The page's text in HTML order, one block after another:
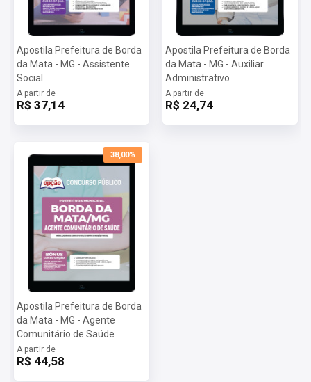
Apostila Prefeitura de Borda
da Mata - MG - Assistente
Social
A partir de
R$ 37,14
Apostila Prefeitura de Borda
da Mata - MG - Auxiliar
Administrativo
A partir de
R$ 24,74
38,00%
Apostila Prefeitura de Borda
da Mata - MG - Agente
Comunitário de Saúde
A partir de
R$ 44,58